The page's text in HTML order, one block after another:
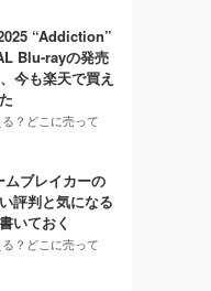
“Addiction”
Blu-rayの発売
今も楽天で買え
？どこに売って
ブレイカーの
評判と気になる
いておく
？どこに売って